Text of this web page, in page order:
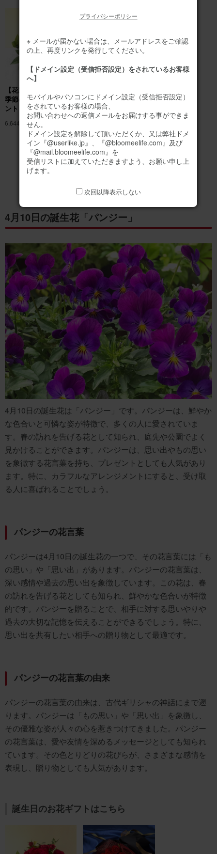
【花瓶不要】バラのみ
季節のお花アレンジメ
ント
6,644円 (税込)
本） プレミアムロー
ズブーケ
誕生日にオススメの
お花ギフトをもっと見る
4月10日の誕生花「パンジー」
4月10日の誕生花は「パンジー」です。パンジーは、鮮やか
な色合いと可憐な姿が特徴で、多くの人に愛されていま
す。春の訪れを告げる花として知られ、庭先や公園でよく
見かけることができます。パンジーは、思い出やもの思い
を象徴する花言葉を持ち、プレゼントとしても人気があり
ます。特に、カラフルなアレンジメントにすると、受け取
る人に喜ばれることでしょう。
パンジーの花言葉
パンジーは4月10日の誕生花の一つで、その花言葉には「も
の思い」や「思い出」があります。パンジーの花言葉は、
深い感情や過去の思い出を象徴しています。この花は、春
の訪れを告げる花としても知られ、鮮やかな色合いが特徴
的です。パンジーを贈ることで、相手に対する思いやりや
過去の大切な記憶を伝えることができるでしょう。特に、
思い出を共有したい相手への贈り物として最適です。
パンジーの花言葉の由来
パンジーの花言葉の由来は、古代ギリシャの神話にまで遡
ります。パンジーは「もの思い」や「思い出」を象徴し、
その優雅な姿が人々の心を惹きつけてきました。パンジー
の花言葉は、愛や友情を深めるメッセージとしても知られ
ています。その色とりどりの花びらが、さまざまな感情を
表現し、贈り物としても人気があります。
誕生日のお花ギフトはこちら
プライバシーポリシー
※ メールが届かない場合は、メールアドレスをご確認
の上、再度リンクを発行してください。
【ドメイン設定（受信拒否設定）をされているお客様
へ】
モバイルやパソコンにドメイン設定（受信拒否設定）
をされているお客様の場合、
お問い合わせへの返信メールをお届けする事ができま
せん。
ドメイン設定を解除して頂いただくか、又は弊社ドメ
イン『@userlike.jp』、『@bloomeelife.com』及び
『@mail.bloomeelife.com』を
受信リストに加えていただきますよう、お願い申し上
げます。
次回以降表示しない